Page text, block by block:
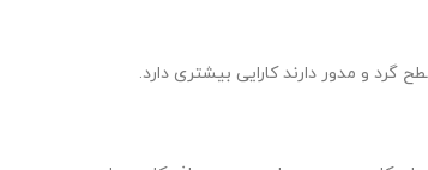
گرد و مدور دارند کارایی بیشتری دارد.